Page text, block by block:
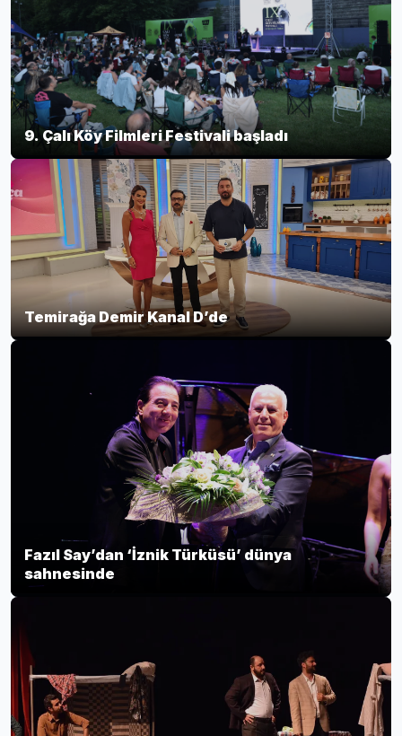
9. Çalı Köy Filmleri Festivali başladı
Temirağa Demir Kanal D’de
Fazıl Say’dan ‘İznik Türküsü’ dünya
sahnesinde